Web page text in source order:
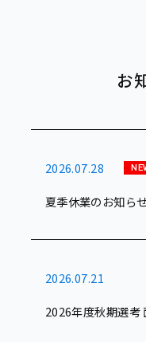
お
2026.07.28
夏季休業のお知ら
2026.07.21
2026年度秋期選考